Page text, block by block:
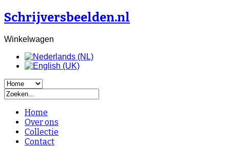
Schrijversbeelden.nl
Winkelwagen
Home
Over ons
Collectie
Contact